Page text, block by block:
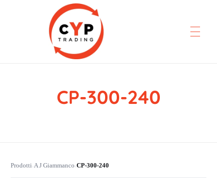
CYP Trading
Professionelle ErsatzteilbeschaffungCP-300-240
Prodotti›A J Giammanco›CP-300-240